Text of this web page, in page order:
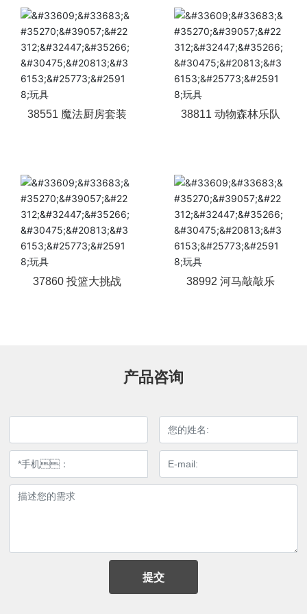
38551 魔法厨房套装 38811 动物森林乐队
37860 投篮大挑战 38992 河马敲敲乐
产品咨询
提交